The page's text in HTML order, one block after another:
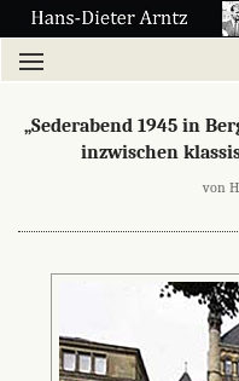
„Sederabend 1945 in
inzwischen
von